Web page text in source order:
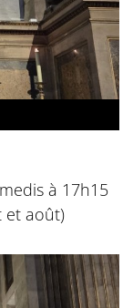
à 17h15
et août)